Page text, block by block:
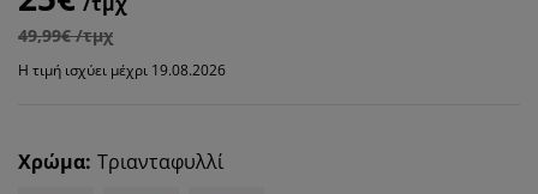
49,99€ /τμχ
Η τιμή ισχύει μέχρι 19.08.2026
Χρώμα: Τριανταφυλλί